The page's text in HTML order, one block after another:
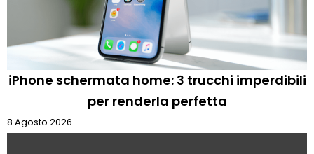
iPhone schermata home: 3 trucchi imperdibili
per renderla perfetta
8 Agosto 2026